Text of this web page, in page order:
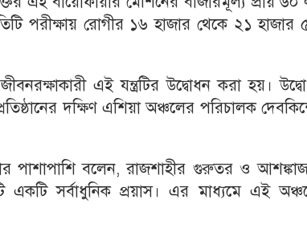
পরীক্ষায় রোগীর ১৬ হাজার থেকে ২১ হাজার
এই যন্ত্রটির উদ্বোধন করা হয়।
দক্ষিণ এশিয়া অঞ্চলের পরিচালক
পাশাপাশি বলেন, রাজশাহীর গুরুতর ও
একটি সর্বাধুনিক প্রয়াস। এর মাধ্যমে এই